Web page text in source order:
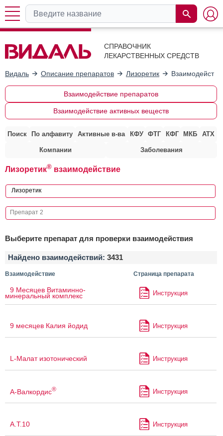
СПРАВОЧНИК
ЛЕКАРСТВЕННЫХ СРЕДСТВ
Видаль Описание препаратов Лизоретик
Взаимодействие препаратов
Взаимодействие активных веществ
Поиск По алфавиту Активные в-ва КФУ ФТГ КФГ МКБ АТХ
Компании Заболевания
Лизоретик® взаимодействие
Выберите препарат для проверки взаимодействия
Найдено взаимодействий: 3431
Взаимодействие Страница препарата
9 Месяцев Витаминно-
минеральный комплекс Инструкция
9 месяцев Калия йодид Инструкция
L-Малат изотонический Инструкция
А-Валкордис® Инструкция
А.Т.10 Инструкция